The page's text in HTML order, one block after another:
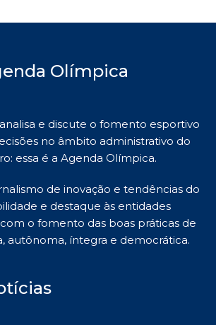
Olímpica
e discute o fomento esportivo
no âmbito administrativo do
essa é a Agenda Olímpica.
de inovação e tendências do
e destaque às entidades
o fomento das boas práticas de
autônoma, íntegra e democrática.